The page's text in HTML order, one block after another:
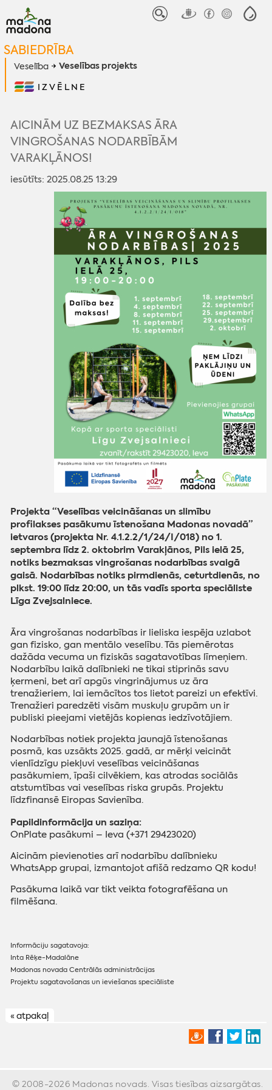
SABIEDRĪBA
Veselība Veselības projekts
IZVĒLNE
AICINĀM UZ BEZMAKSAS ĀRA
VINGROŠANAS NODARBĪBĀM
VARAKĻĀNOS!
iesūtīts: 2025.08.25 13:29
Projekta “Veselības veicināšanas un slimību
profilakses pasākumu īstenošana Madonas novadā”
ietvaros (projekta Nr. 4.1.2.2/1/24/I/018) no 1.
septembra līdz 2. oktobrim Varakļānos, Pils ielā 25,
notiks bezmaksas vingrošanas nodarbības svaigā
gaisā. Nodarbības notiks pirmdienās, ceturtdienās, no
plkst. 19:00 līdz 20:00, un tās vadīs sporta speciāliste
Līga Zvejsalniece.
Āra vingrošanas nodarbības ir lieliska iespēja uzlabot
gan fizisko, gan mentālo veselību. Tās piemērotas
dažāda vecuma un fiziskās sagatavotības līmeņiem.
Nodarbību laikā dalībnieki ne tikai stiprinās savu
ķermeni, bet arī apgūs vingrinājumus uz āra
trenažieriem, lai iemācītos tos lietot pareizi un efektīvi.
Trenažieri paredzēti visām muskuļu grupām un ir
publiski pieejami vietējās kopienas iedzīvotājiem.
Nodarbības notiek projekta jaunajā īstenošanas
posmā, kas uzsākts 2025. gadā, ar mērķi veicināt
vienlīdzīgu piekļuvi veselības veicināšanas
pasākumiem, īpaši cilvēkiem, kas atrodas sociālās
atstumtības vai veselības riska grupās. Projektu
līdzfinansē Eiropas Savienība.
Papildinformācija un saziņa:
OnPlate pasākumi – Ieva (+371 29423020)
Aicinām pievienoties arī nodarbību dalībnieku
WhatsApp grupai, izmantojot afišā redzamo QR kodu!
Pasākuma laikā var tikt veikta fotografēšana un
filmēšana.
Informāciju sagatavoja:
Inta Rēķe-Madalāne
Madonas novada Centrālās administrācijas
Projektu sagatavošanas un ieviešanas speciāliste
« atpakaļ
© 2008-2026 Madonas novads. Visas tiesības aizsargātas.